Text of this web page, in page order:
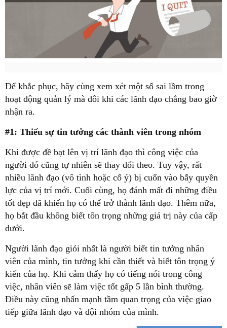
Để khắc phục, hãy cùng xem xét một số sai lầm trong
hoạt động quản lý mà đôi khi các lãnh đạo chẳng bao giờ
nhận ra.
#1: Thiếu sự tin tưởng các thành viên trong nhóm
Khi được đề bạt lên vị trí lãnh đạo thì công việc của
người đó cũng tự nhiên sẽ thay đổi theo. Tuy vậy, rất
nhiều lãnh đạo (vô tình hoặc cố ý) bị cuốn vào bẫy quyền
lực của vị trí mới. Cuối cùng, họ đánh mất đi những điều
tốt đẹp đã khiến họ có thể trở thành lãnh đạo. Thêm nữa,
họ bắt đầu không biết tôn trọng những giá trị này của cấp
dưới.
Người lãnh đạo giỏi nhất là người biết tin tưởng nhân
viên của mình, tin tưởng khi cần thiết và biết tôn trọng ý
kiến của họ. Khi cảm thấy họ có tiếng nói trong công
việc, nhân viên sẽ làm việc tốt gấp 5 lần bình thường.
Điều này cũng nhấn mạnh tầm quan trọng của việc giao
tiếp giữa lãnh đạo và đội nhóm của mình.